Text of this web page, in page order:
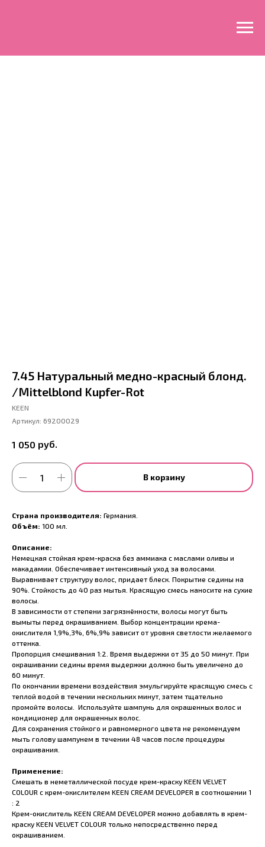
7.45 Натуральный медно-красный блонд.
/Mittelblond Kupfer-Rot
KEEN
Артикул: 69200029
1 050 руб.
В корзину
Страна производителя: Германия.
Объём: 100 мл.
Описание:
Немецкая стойкая крем-краска без аммиака с маслами оливы и
макадамии. Обеспечивает интенсивный уход за волосами.
Выравнивает структуру волос, придает блеск. Покрытие седины на
90%. Стойкость до 40 раз мытья. Красящую смесь наносите на сухие
волосы.
В зависимости от степени загрязнённости, волосы могут быть
вымыты перед окрашиванием. Выбор концентрации крема-
окислителя 1,9%,3%, 6%,9% зависит от уровня светлости желаемого
оттенка.
Пропорция смешивания 1:2. Время выдержки от 35 до 50 минут. При
окрашивании седины время выдержки должно быть увеличено до
60 минут.
По окончании времени воздействия эмульгируйте красящую смесь с
теплой водой в течении нескольких минут, затем тщательно
промойте волосы. Используйте шампунь для окрашенных волос и
кондиционер для окрашенных волос.
Для сохранения стойкого и равномерного цвета не рекомендуем
мыть голову шампунем в течении 48 часов после процедуры
окрашивания.
Применение:
Смешать в неметаллической посуде крем-краску KEEN VELVET
COLOUR с крем-окислителем KEEN CREAM DEVELOPER в соотношении 1
: 2
Крем-окислитель KEEN CREAM DEVELOPER можно добавлять в крем-
краску KEEN VELVET COLOUR только непосредственно перед
окрашиванием.